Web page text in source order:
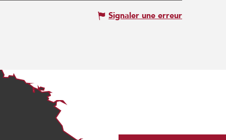
Signaler une erreur